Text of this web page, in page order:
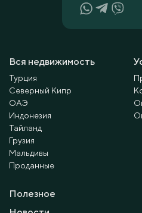
Вся недвижимость
Турция
Северный Кипр
ОАЭ
Индонезия
Тайланд
Грузия
Мальдивы
Проданные
Полезное